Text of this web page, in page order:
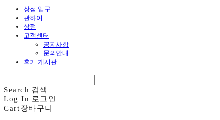
상점 입구
관하여
상점
고객센터
공지사항
문의안내
후기 게시판
Search 검색
Log In
로그인
Cart 장바구니